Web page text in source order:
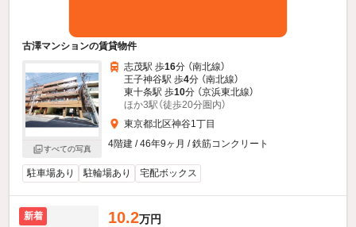
古澤マンションの賃貸物件
すべての写真
志茂駅 歩16分 （南北線）
王子神谷駅 歩4分 （南北線）
東十条駅 歩10分 （京浜東北線）
ほか3駅（徒歩20分圏内）
東京都北区神谷1丁目
4階建 / 46年9ヶ月 / 鉄筋コンクリート
駐車場あり 駐輪場あり 宅配ボックス
新着 10.2万円